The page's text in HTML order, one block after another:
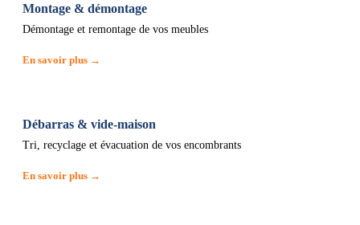
Montage & démontage
Démontage et remontage de vos meubles
En savoir plus →
Débarras & vide-maison
Tri, recyclage et évacuation de vos encombrants
En savoir plus →